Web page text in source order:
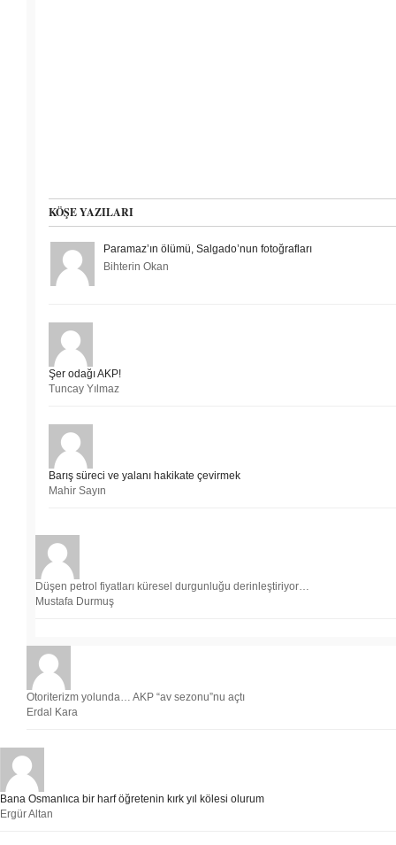
KÖŞE YAZILARI
Paramaz’ın ölümü, Salgado’nun fotoğrafları
Bihterin Okan
Şer odağı AKP!
Tuncay Yılmaz
Barış süreci ve yalanı hakikate çevirmek
Mahir Sayın
Düşen petrol fiyatları küresel durgunluğu derinleştiriyor…
Mustafa Durmuş
Otoriterizm yolunda… AKP “av sezonu”nu açtı
Erdal Kara
Bana Osmanlıca bir harf öğretenin kırk yıl kölesi olurum
Ergür Altan